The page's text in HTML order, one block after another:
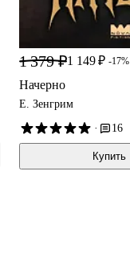
1 379 ₽1 149 ₽ -17%
Начерно
Е. Зенгрим
·
16
Купить